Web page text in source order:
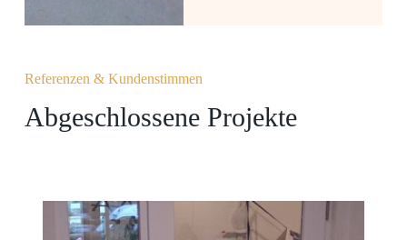
Referenzen & Kundenstimmen
Abgeschlossene Projekte